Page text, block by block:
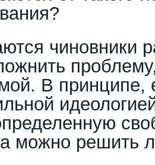
чиновники
В принципе,
можно решить